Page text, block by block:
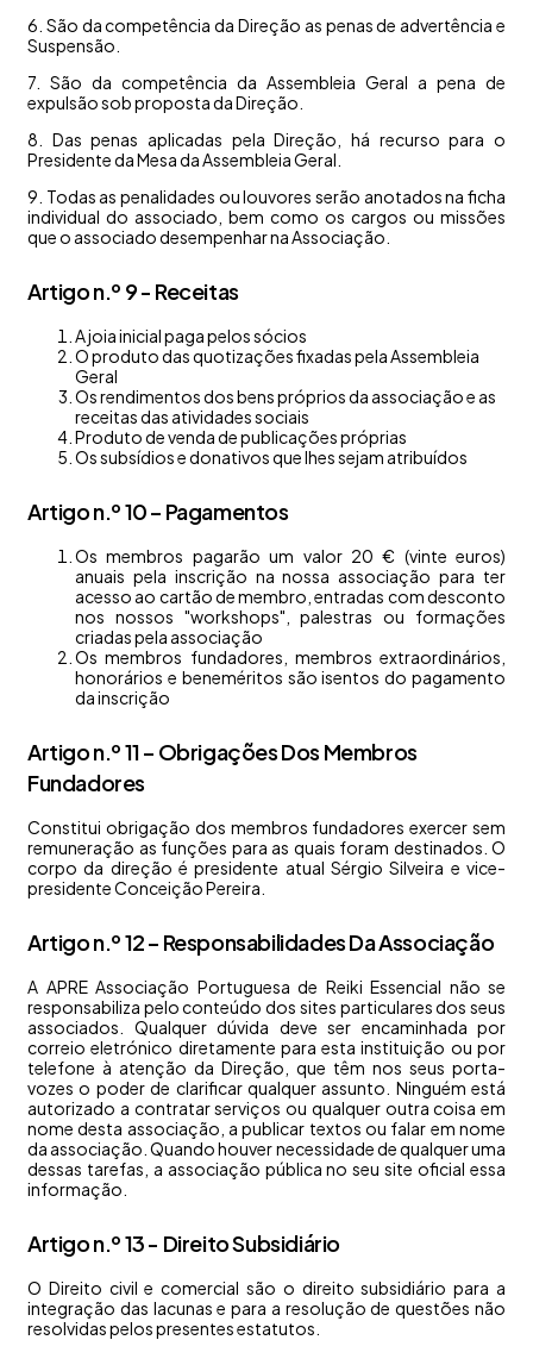
6. São da competência da Direção as penas de advertência e
Suspensão.
7. São da competência da Assembleia Geral a pena de
expulsão sob proposta da Direção.
8. Das penas aplicadas pela Direção, há recurso para o
Presidente da Mesa da Assembleia Geral.
9. Todas as penalidades ou louvores serão anotados na ficha
individual do associado, bem como os cargos ou missões
que o associado desempenhar na Associação.
Artigo n.º 9 - Receitas
A joia inicial paga pelos sócios
O produto das quotizações fixadas pela Assembleia
Geral
Os rendimentos dos bens próprios da associação e as
receitas das atividades sociais
Produto de venda de publicações próprias
Os subsídios e donativos que lhes sejam atribuídos
Artigo n.º 10 – Pagamentos
Os membros pagarão um valor 20 € (vinte euros)
anuais pela inscrição na nossa associação para ter
acesso ao cartão de membro, entradas com desconto
nos nossos "workshops", palestras ou formações
criadas pela associação
Os membros fundadores, membros extraordinários,
honorários e beneméritos são isentos do pagamento
da inscrição
Artigo n.º 11 – Obrigações Dos Membros
Fundadores
Constitui obrigação dos membros fundadores exercer sem
remuneração as funções para as quais foram destinados. O
corpo da direção é presidente atual Sérgio Silveira e vice-
presidente Conceição Pereira.
Artigo n.º 12 – Responsabilidades Da Associação
A APRE Associação Portuguesa de Reiki Essencial não se
responsabiliza pelo conteúdo dos sites particulares dos seus
associados. Qualquer dúvida deve ser encaminhada por
correio eletrónico diretamente para esta instituição ou por
telefone à atenção da Direção, que têm nos seus porta-
vozes o poder de clarificar qualquer assunto. Ninguém está
autorizado a contratar serviços ou qualquer outra coisa em
nome desta associação, a publicar textos ou falar em nome
da associação. Quando houver necessidade de qualquer uma
dessas tarefas, a associação pública no seu site oficial essa
informação.
Artigo n.º 13 - Direito Subsidiário
O Direito civil e comercial são o direito subsidiário para a
integração das lacunas e para a resolução de questões não
resolvidas pelos presentes estatutos.